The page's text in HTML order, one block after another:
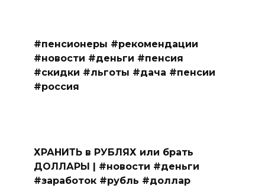
#пенсионеры #рекомендации
#новости #деньги #пенсия
#скидки #льготы #дача #пенсии
#россия
ХРАНИТЬ в РУБЛЯХ или брать
ДОЛЛАРЫ | #новости #деньги
#заработок #рубль #доллар